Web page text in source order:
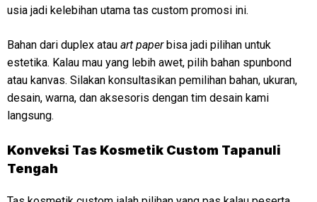
usia jadi kelebihan utama tas custom promosi ini.
Bahan dari duplex atau art paperbisa jadi pilihan untuk
estetika. Kalau mau yang lebih awet, pilih bahan spunbond
atau kanvas. Silakan konsultasikan pemilihan bahan, ukuran,
desain, warna, dan aksesoris dengan tim desain kami
langsung.
Konveksi Tas Kosmetik Custom Tapanuli
Tengah